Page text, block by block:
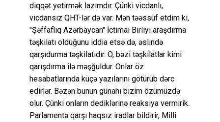
diqqət yetirmək lazımdır. Çünki vicdanlı,
vicdansız QHT-lər də var. Mən təəssüf etdim ki,
"Şəffaflıq Azərbaycan" İctimai Birliyi araşdırma
təşkilatı olduğunu iddia etsə də, əslində
qarşıdurma təşkilatıdır. O, bəzi təşkilatlar kimi
qarışdırma ilə məşğuldur. Onlar öz
hesabatlarında küçə yazılarını götürüb dərc
edirlər. Bəzən bunun günahı bizim özümüzdə
olur. Çünki onların dediklərinə reaksiya vermirik.
Parlamentə qarşı haqsız iradlar bildirir, Milli